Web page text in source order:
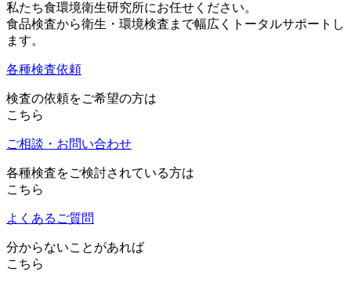
私たち食環境衛生研究所にお任せください。
食品検査から衛生・環境検査まで幅広くトータルサポートし
ます。
各種検査依頼
検査の依頼をご希望の方は
こちら
ご相談・お問い合わせ
各種検査をご検討されている方は
こちら
よくあるご質問
分からないことがあれば
こちら